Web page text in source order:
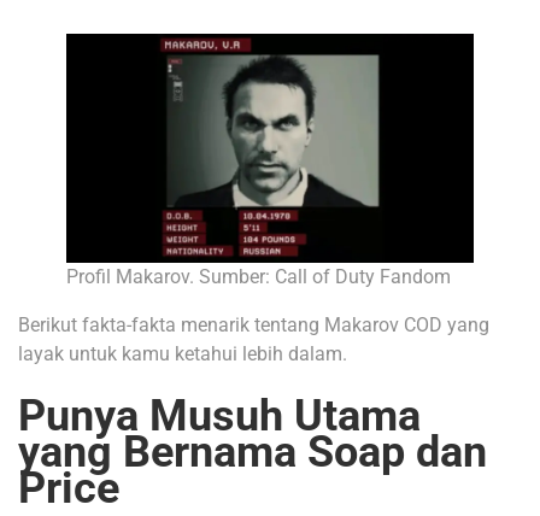
Profil Makarov. Sumber: Call of Duty Fandom
Berikut fakta-fakta menarik tentang Makarov COD yang
layak untuk kamu ketahui lebih dalam.
Punya Musuh Utama
yang Bernama Soap dan
Price